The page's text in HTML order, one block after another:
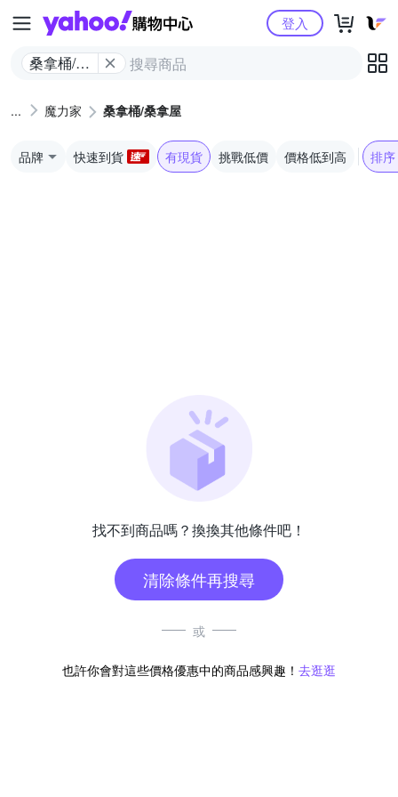
Yahoo購物中心
桑拿桶/桑
登入
魔力家 桑拿桶/桑拿屋
品牌 快速到貨 有現貨 挑戰低價 價格低到高 排序
找不到商品嗎？換換其他條件吧！
清除條件再搜尋
或
也許你會對這些價格優惠中的商品感興趣！ 去逛逛